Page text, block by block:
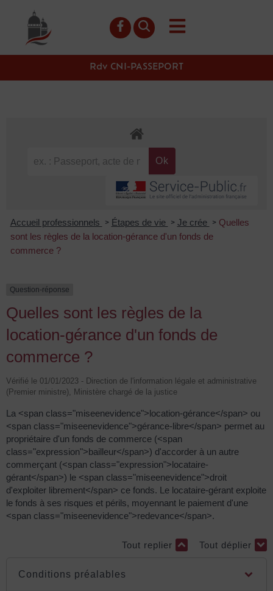
principal
Rdv CNI-PASSEPORT
Accueil professionnels > Étapes de vie > Je crée > Quelles
sont les règles de la location-gérance d'un fonds de
commerce ?
Question-réponse
Quelles sont les règles de la
location-gérance d'un fonds de
commerce ?
Vérifié le 01/01/2023 - Direction de l'information légale et administrative
(Premier ministre), Ministère chargé de la justice
La <span class="miseenevidence">location-gérance</span> ou
<span class="miseenevidence">gérance-libre</span> permet au
propriétaire d'un fonds de commerce (<span
class="expression">bailleur</span>) d'accorder à un autre
commerçant (<span class="expression">locataire-
gérant</span>) le <span class="miseenevidence">droit
d'exploiter librement</span> ce fonds. Le locataire-gérant exploite
le fonds à ses risques et périls, moyennant le paiement d'une
<span class="miseenevidence">redevance</span>.
Tout replier Tout déplier
Conditions préalables